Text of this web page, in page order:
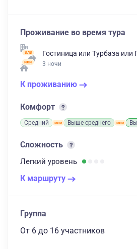
Проживание во время тура
Гостиница или Турбаза или
3 ночи
К проживанию
Комфорт
Средний Выше среднего
Сложность
Легкий уровень
К маршруту
Группа
От 6 до 16 участников